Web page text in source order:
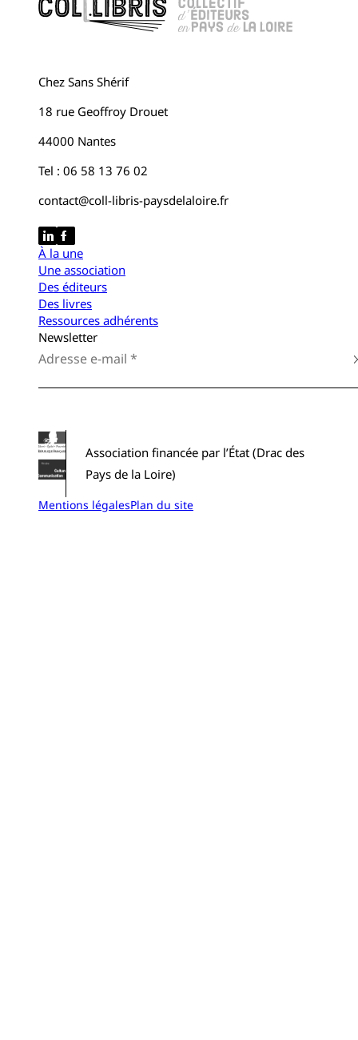
Chez Sans Shérif
18 rue Geoffroy Drouet
44000 Nantes
Tel : 06 58 13 76 02
contact@coll-libris-paysdelaloire.fr
À la une
Une association
Des éditeurs
Des livres
Ressources adhérents
Newsletter
Association financée par l’État (Drac des
Pays de la Loire)
Mentions légalesPlan du site